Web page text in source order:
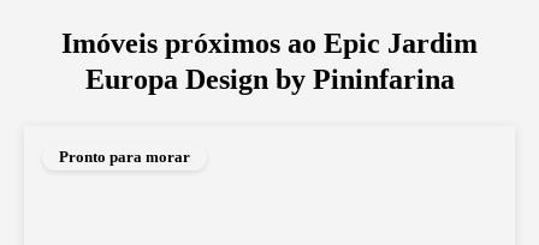
Imóveis próximos ao Epic Jardim
Europa Design by Pininfarina
Pronto para morar